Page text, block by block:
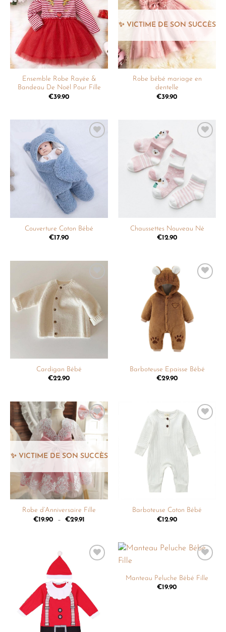
liste de
souhaits
Ensemble Robe Rayée &
Bandeau De Noël Pour Fille
€39.90
liste de
Robe bébé mariage en
dentelle
€39.90
Couverture Coton Bébé
€17.90
Chaussettes Nouveau Né
€12.90
liste de
souhaits
Cardigan Bébé
€22.90
Barboteuse Epaisse Bébé
€29.90
à la
liste de
Robe d’Anniversaire Fille
€19.90 – €29.91
liste de
souhaits
Barboteuse Coton Bébé
€12.90
à la
liste de
Manteau Peluche Bébé Fille
€19.90